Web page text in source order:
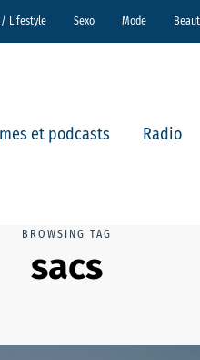
/ Lifestyle Sexo Mode
et podcasts Radio
BROWSING TAG
sacs